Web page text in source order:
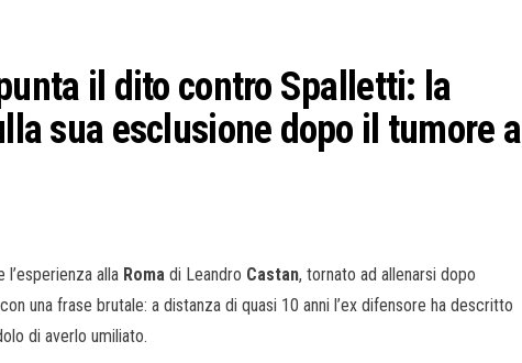
il dito contro Spalletti: la
sua esclusione dopo il tumore al
alla Roma di Leandro Castan, tornato ad allenarsi dopo
con una frase brutale: a distanza di quasi 10 anni l’ex difensore ha descritto
di averlo umiliato.